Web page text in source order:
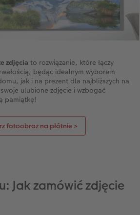
wykończenie: drewniana
napięcie płótna
każdy obraz jest trwały i
zdjęcia to rozwiązanie, które łączy
będąc idealnym wyborem
jak i na prezent dla najbliższych na
ulubione zdjęcie i wzbogać
pamiątkę!
fotoobraz na płótnie >
Jak zamówić zdjęcie